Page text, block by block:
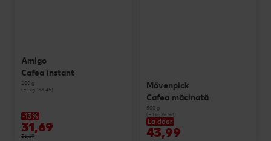
Amigo
Cafea instant
200 g
(=1 kg 158.45)
-13%
31,69
36,69
Mövenpick
Cafea măcinată
500 g
(=1 kg 87.98)
La doar
43,99